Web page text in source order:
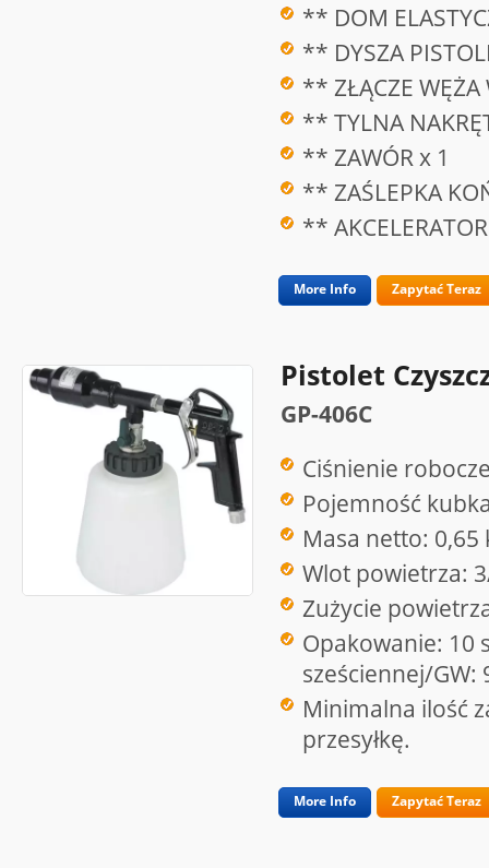
** DOM
** DYSZA
** ZŁĄCZE
** TYLNA
** ZAWÓR x 1
** ZAŚLEPKA
**
More Info Zapytać Teraz
Pistolet
GP-406C
Ciśnienie
Pojemność
Masa netto: 0,65
Wlot powietrza:
Zużycie
Opakowanie: 10
sześciennej/GW:
Minimalna ilość
przesyłkę.
More Info Zapytać Teraz